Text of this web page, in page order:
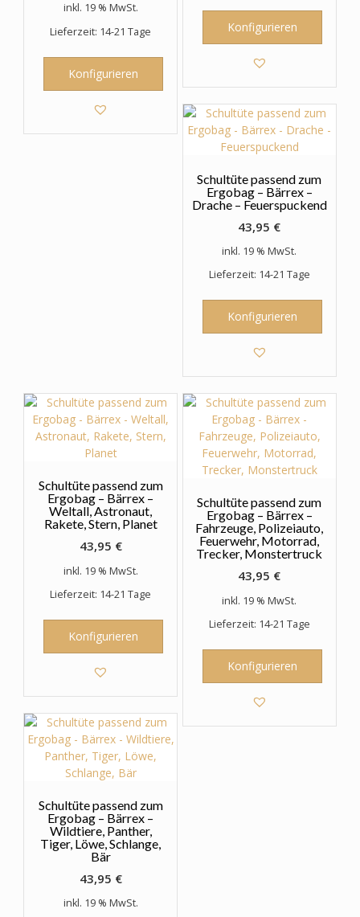
inkl. 19 % MwSt.
Lieferzeit: 14-21 Tage
Konfigurieren
Konfigurieren
Schultüte passend zum
Ergobag – Bärrex –
Drache – Feuerspuckend
43,95 €
inkl. 19 % MwSt.
Lieferzeit: 14-21 Tage
Konfigurieren
Schultüte passend zum
Ergobag – Bärrex –
Fahrzeuge, Polizeiauto,
Feuerwehr, Motorrad,
Trecker, Monstertruck
43,95 €
inkl. 19 % MwSt.
Lieferzeit: 14-21 Tage
Konfigurieren
Schultüte passend zum
Ergobag – Bärrex –
Weltall, Astronaut,
Rakete, Stern, Planet
43,95 €
inkl. 19 % MwSt.
Lieferzeit: 14-21 Tage
Konfigurieren
Schultüte passend zum
Ergobag – Bärrex –
Wildtiere, Panther,
Tiger, Löwe, Schlange,
Bär
43,95 €
inkl. 19 % MwSt.